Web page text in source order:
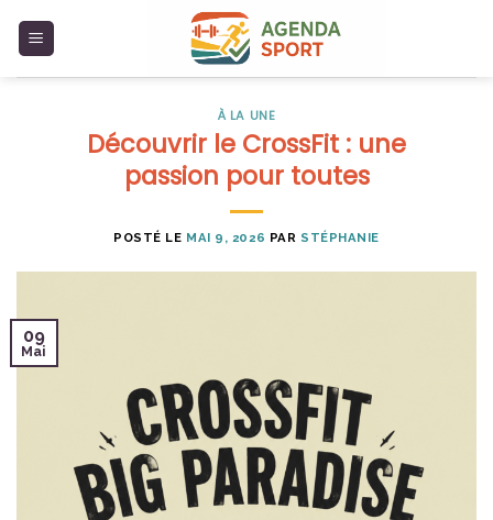
À LA UNE
Découvrir le CrossFit : une
passion pour toutes
POSTÉ LE MAI 9, 2026 PAR STÉPHANIE
09
Mai